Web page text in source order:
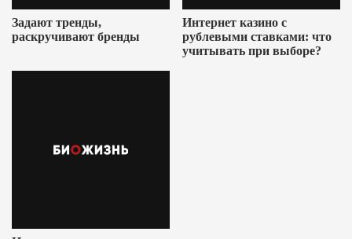
Задают тренды,
раскручивают бренды
Интернет казино с
рублевыми ставками: что
учитывать при выборе?